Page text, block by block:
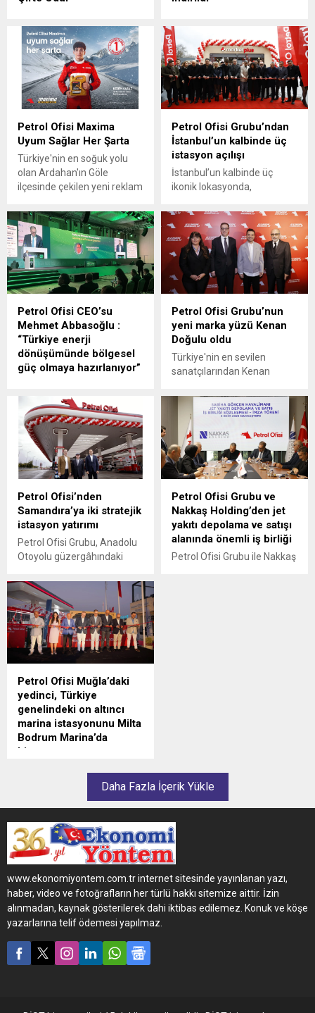
tarafından düzenlenen
2025 Perakende
Yüklenicileri Ödül Töreni’nde
Gasgrup, SEÇ-G Performans
Üçüncülük Ödülü’nü
kazanırken; Kemal Başar da
Ortadan Kaldırma Ödülü”ne
layık görüldü.
Ercili tarafından inşa edilen
sıfır emisyonlu akaryakıt
tankeri WOLF 1 Yalova'da
düzenlenen törenle denize
indirildi.
Petrol Ofisi Maxima
Uyum Sağlar Her Şarta
Türkiye'nin en soğuk yolu
olan Ardahan'ın Göle
ilçesinde çekilen yeni reklam
Maxima, Adaptech
teknolojisi sayesinde en
zorlu kış şartlarında bile
üstün motor koruması ve
performans sunduğunu
gözler önüne seriyor.
Petrol Ofisi Grubu’ndan
İstanbul’un kalbinde üç
istasyon açılışı
İstanbul’un kalbinde üç
ikonik lokasyonda,
Maslak istasyonlarının
dönüşümünü tamamlayan
Petrol Ofisi, şehir
merkezlerindeki konumunu
daha da güçlendiriyor.
Petrol Ofisi CEO’su
Mehmet Abbasoğlu :
“Türkiye enerji
dönüşümünde bölgesel
güç olmaya hazırlanıyor”
Mehmet Abbasoğlu ,
küresel jeopolitik gerilimlerin
enerji piyasalarında yarattığı
belirsizliklere rağmen
Türkiye’nin enerji alanında
güçlü bir konumlanma
vurguladı.
Petrol Ofisi Grubu’nun
yeni marka yüzü Kenan
Doğulu oldu
Türkiye'nin en sevilen
sanatçılarından Kenan
Grubu'nun “Siz Ne İsterseniz
O” kampanyasının yeni
döneminde markanın
reklam yüzü oldu.
Petrol Ofisi’nden
Samandıra’ya iki stratejik
istasyon yatırımı
Petrol Ofisi Grubu, Anadolu
Otoyolu güzergâhındaki
ve İstanbul’un hızla gelişen
bölgelerinden biri olan
Samandıra’da açtığı iki
akaryakıt istasyonuyla,
istasyon yatırımı
faaliyetlerini sürdürüyor.
Petrol Ofisi Grubu ve
Nakkaş Holding’den jet
yakıtı depolama ve satışı
alanında önemli iş birliği
Petrol Ofisi Grubu ile Nakkaş
Petrol Ofisi Muğla’daki
yedinci, Türkiye
genelindeki on altıncı
marina istasyonunu Milta
Bodrum Marina’da
hizmete açtı
sektörünün geleneksel lideri
iş birliğiyle Milta Bodrum
Marina'daki istasyonunu
hizmete sundu.
Daha Fazla İçerik Yükle
www.ekonomiyontem.com.tr internet sitesinde yayınlanan yazı,
haber, video ve fotoğrafların her türlü hakkı sitemize aittir. İzin
alınmadan, kaynak gösterilerek dahi iktibas edilemez. Konuk ve köşe
yazarlarına telif ödemesi yapılmaz.